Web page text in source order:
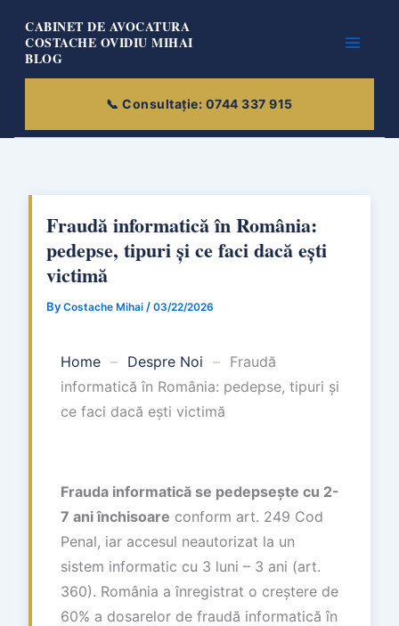
content
CABINET DE AVOCATURA
COSTACHE OVIDIU MIHAI
BLOG
Fraudă informatică în România:
pedepse, tipuri și ce faci dacă ești
victimă
By Costache Mihai / 03/22/2026
Home – Despre Noi – Fraudă
informatică în România: pedepse, tipuri și
ce faci dacă ești victimă
Frauda informatică se pedepsește cu 2-
7 ani închisoare conform art. 249 Cod
Penal, iar accesul neautorizat la un
sistem informatic cu 3 luni – 3 ani (art.
360). România a înregistrat o creștere de
60% a dosarelor de fraudă informatică în